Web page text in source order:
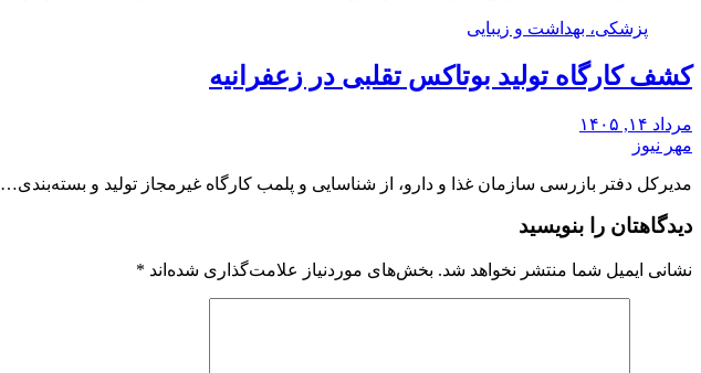
پزشکی، بهداشت و زیبایی
کشف کارگاه تولید بوتاکس تقلبی در زعفرانیه
مرداد ۱۴, ۱۴۰۵
مهر نیوز
مدیرکل دفتر بازرسی سازمان غذا و دارو، از شناسایی و پلمب کارگاه غیرمجاز تولید و بسته‌بندی…
دیدگاهتان را بنویسید
نشانی ایمیل شما منتشر نخواهد شد. بخش‌های موردنیاز علامت‌گذاری شده‌اند *